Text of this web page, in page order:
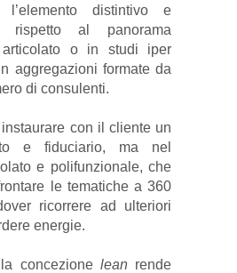
l’elemento distintivo e
rispetto al panorama
articolato o in studi iper
aggregazioni formate da
di consulenti.
con il cliente un
e fiduciario, ma nel
e polifunzionale, che
le tematiche a 360
ricorrere ad ulteriori
energie.
concezione lean rende